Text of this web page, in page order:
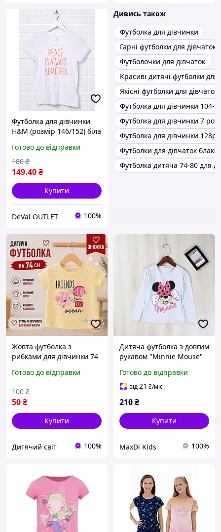
Футболка для дівчинки
H&M (розмір 146/152) біла
Готово до відправки
149.40₴
180 ₴
Купити
DeVal OUTLET 100%
Дивись також
Футболка для дівчинки
Гарні футболки для дівчаток
Футболочки для дівчаток
Красиві дитячі футболки для
Якісні футболки для дівчаток
Футболка для дівчинки 104-
Футболка для дівчинки 7
Футболка для дівчинки 128р
Футболки для дівчаток
Футболка дитяча 74-80 для
Жовта футболка з
рибками для дівчинки 74
футболка на літо бавовна
Готово до відправки
50₴
100 ₴
Купити
Дитячий світ 100%
Дитяча футболка з довгим
рукавом "Minnie Mouse"
Готово до відправки
від21 ₴/міс
210₴
Купити
MaxDi Kids 100%